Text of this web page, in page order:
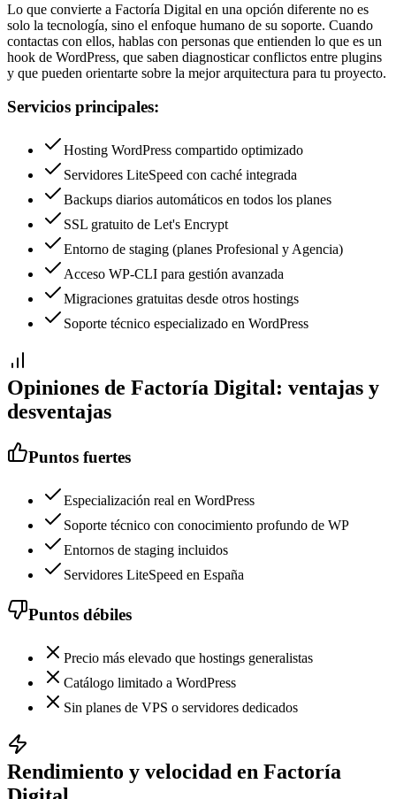
Lo que convierte a Factoría Digital en una opción diferente no es
solo la tecnología, sino el enfoque humano de su soporte. Cuando
contactas con ellos, hablas con personas que entienden lo que es un
hook de WordPress, que saben diagnosticar conflictos entre plugins
y que pueden orientarte sobre la mejor arquitectura para tu proyecto.
Servicios principales:
Hosting WordPress compartido optimizado
Servidores LiteSpeed con caché integrada
Backups diarios automáticos en todos los planes
SSL gratuito de Let's Encrypt
Entorno de staging (planes Profesional y Agencia)
Acceso WP-CLI para gestión avanzada
Migraciones gratuitas desde otros hostings
Soporte técnico especializado en WordPress
Opiniones de Factoría Digital: ventajas y
desventajas
Puntos fuertes
Especialización real en WordPress
Soporte técnico con conocimiento profundo de WP
Entornos de staging incluidos
Servidores LiteSpeed en España
Puntos débiles
Precio más elevado que hostings generalistas
Catálogo limitado a WordPress
Sin planes de VPS o servidores dedicados
Rendimiento y velocidad en Factoría